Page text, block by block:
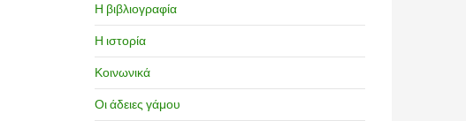
Η βιβλιογραφία
Η ιστορία
Κοινωνικά
Οι άδειες γάμου